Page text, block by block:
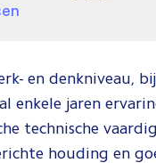
en denkniveau,
enkele jaren
technische
houding en